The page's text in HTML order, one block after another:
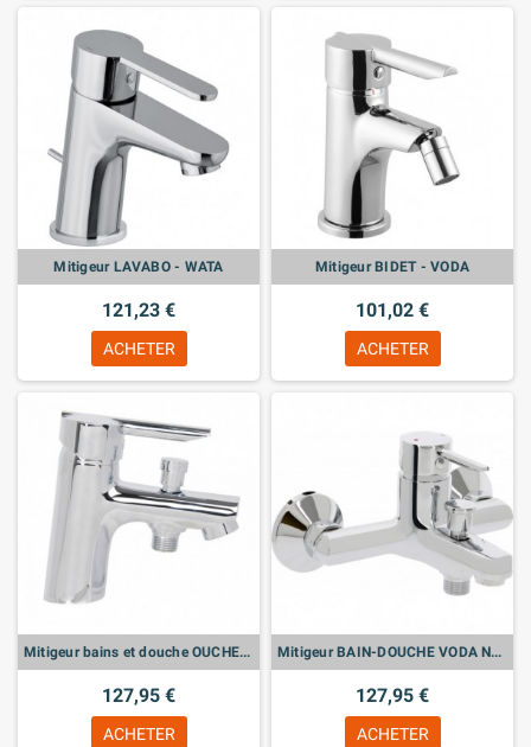
Mitigeur LAVABO - WATA
121,23 €
ACHETER
Mitigeur BIDET - VODA
101,02 €
ACHETER
Mitigeur bains et douche OUCHE mono. VODA NF C2
127,95 €
ACHETER
Mitigeur BAIN-DOUCHE VODA NF C2
127,95 €
ACHETER